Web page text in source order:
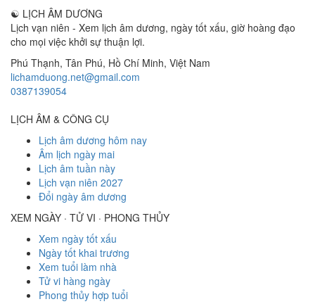
☯ LỊCH ÂM DƯƠNG
Lịch vạn niên - Xem lịch âm dương, ngày tốt xấu, giờ hoàng đạo
cho mọi việc khởi sự thuận lợi.
Phú Thạnh, Tân Phú, Hồ Chí Minh, Việt Nam
lichamduong.net@gmail.com
0387139054
LỊCH ÂM & CÔNG CỤ
Lịch âm dương hôm nay
Âm lịch ngày mai
Lịch âm tuần này
Lịch vạn niên 2027
Đổi ngày âm dương
XEM NGÀY · TỬ VI · PHONG THỦY
Xem ngày tốt xấu
Ngày tốt khai trương
Xem tuổi làm nhà
Tử vi hàng ngày
Phong thủy hợp tuổi